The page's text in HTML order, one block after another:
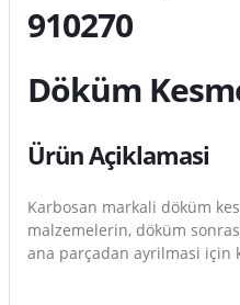
910270
Döküm
Ürün Açiklamasi
Karbosan markali döküm
malzemelerin, döküm
ana parçadan ayrilmasi için